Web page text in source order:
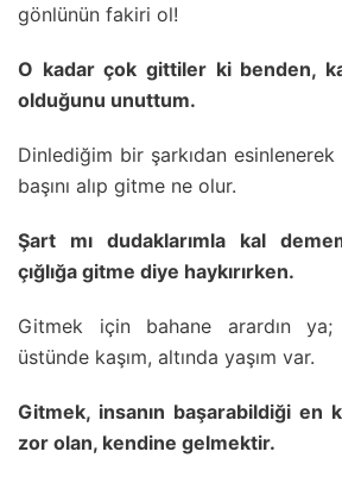
gönlünün fakiri ol!
O kadar çok gittiler ki benden,
olduğunu unuttum.
Dinlediğim bir şarkıdan
başını alıp gitme ne olur.
Şart mı dudaklarımla kal
çığlığa gitme diye haykırırken.
Gitmek için bahane arardın
üstünde kaşım, altında yaşım var.
Gitmek, insanın başarabildiği en
zor olan, kendine gelmektir.